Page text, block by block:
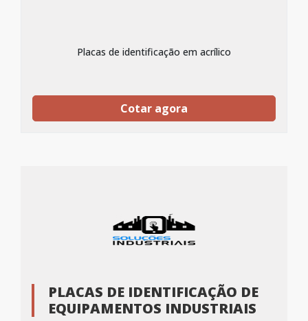
Placas de identificação em acrílico
Cotar agora
PLACAS DE IDENTIFICAÇÃO DE
EQUIPAMENTOS INDUSTRIAIS